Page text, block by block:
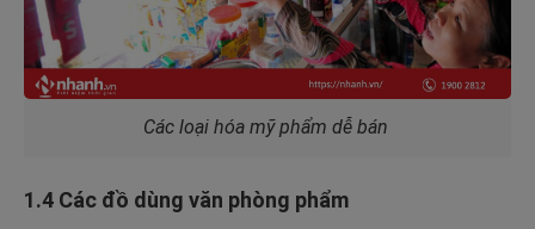
Các loại hóa mỹ phẩm dễ bán
1.4 Các đồ dùng văn phòng phẩm